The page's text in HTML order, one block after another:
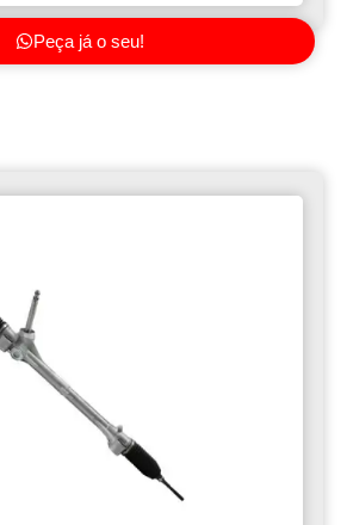
Peça já o seu!